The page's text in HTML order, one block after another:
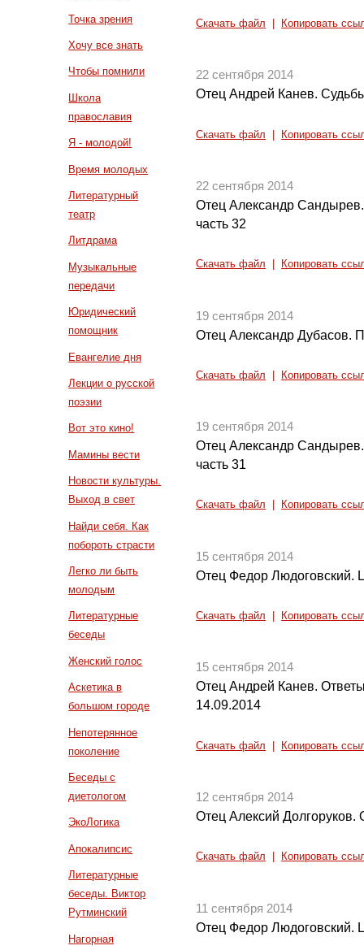
Точка зрения
Хочу все знать
Чтобы помнили
Школа
православия
Я - молодой!
Время молодых
Литературный
театр
Литдрама
Музыкальные
передачи
Юридический
помощник
Евангелие дня
Лекции о русской
поэзии
Вот это кино!
Мамины вести
Новости культуры.
Выход в свет
Найди себя. Как
побороть страсти
Легко ли быть
молодым
Литературные
беседы
Женский голос
Аскетика в
большом городе
Непотерянное
поколение
Беседы с
диетологом
ЭкоЛогика
Апокалипсис
Литературные
беседы. Виктор
Рутминский
Нагорная
Скачать файл Копировать
22 сентября 2014
Отец Андрей Канев.
Скачать файл Копировать
22 сентября 2014
Отец Александр
часть 32
Скачать файл Копировать
19 сентября 2014
Отец Александр Дубасов.
Скачать файл Копировать
19 сентября 2014
Отец Александр
часть 31
Скачать файл Копировать
15 сентября 2014
Отец Федор Людоговский.
Скачать файл Копировать
15 сентября 2014
Отец Андрей Канев.
14.09.2014
Скачать файл Копировать
12 сентября 2014
Отец Алексий Долгоруков.
Скачать файл Копировать
11 сентября 2014
Отец Федор Людоговский.